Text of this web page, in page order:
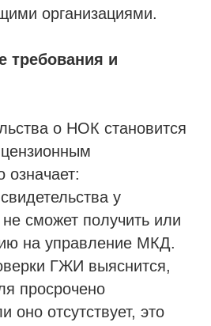
организациями.
требования и
о НОК становится
означает:
у
сможет получить или
на управление МКД.
ГЖИ выяснится,
просрочено
оно отсутствует, это
(НОК)